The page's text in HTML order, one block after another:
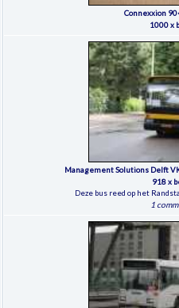
Connexxion
1000 x
Management Solutions Delft
918 x
Deze bus reed op het
1